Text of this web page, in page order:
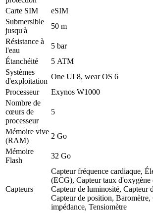
Carte SIM
eSIM
Submersible
jusqu'à
50 m
Résistance à
l'eau
5 bar
Étanchéité
5 ATM
Systèmes
d'exploitation
One UI 8, wear OS 6
Processeur
Exynos W1000
Nombre de
cœurs de
processeur
5
Mémoire vive
(RAM)
2 Go
Mémoire
Flash
32 Go
Capteurs
Capteur fréquence cardiaque,
(ECG), Capteur taux d'oxygène
Capteur de luminosité, Capteur
Capteur de position,
impédance, Tensiomètre